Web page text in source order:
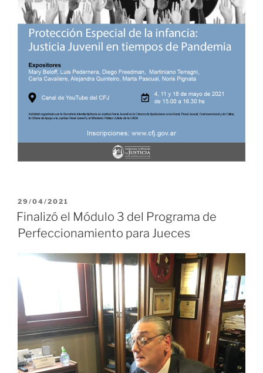
PUBLICADO
EL
29/04/2021
Finalizó el Módulo 3 del Programa de
Perfeccionamiento para Jueces